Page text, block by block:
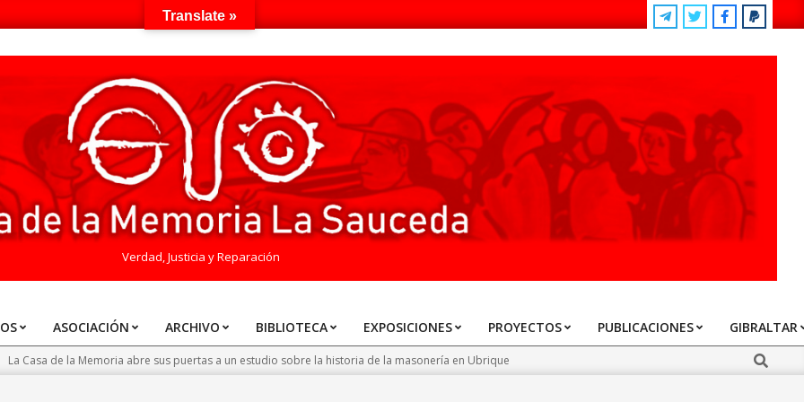
Verdad, Justicia y Reparación
ASOCIACIÓN ARCHIVO BIBLIOTECA EXPOSICIONES PROYECTOS PUBLICACIONES GIBRALTAR
La Casa de la Memoria abre sus puertas a un estudio sobre la historia de la masonería en Ubrique Search
Translate »